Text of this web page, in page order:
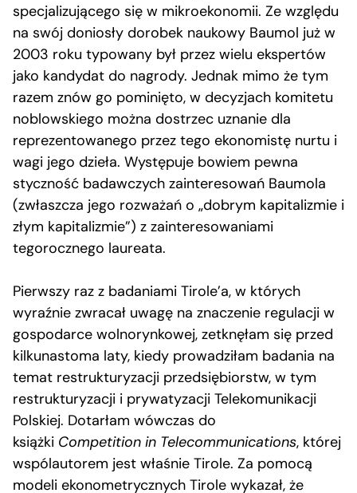
specjalizującego się w mikroekonomii. Ze względu
na swój doniosły dorobek naukowy Baumol już w
2003 roku typowany był przez wielu ekspertów
jako kandydat do nagrody. Jednak mimo że tym
razem znów go pominięto, w decyzjach komitetu
noblowskiego można dostrzec uznanie dla
reprezentowanego przez tego ekonomistę nurtu i
wagi jego dzieła. Występuje bowiem pewna
styczność badawczych zainteresowań Baumola
(zwłaszcza jego rozważań o „dobrym kapitalizmie i
złym kapitalizmie”) z zainteresowaniami
tegorocznego laureata.
Pierwszy raz z badaniami Tirole’a, w których
wyraźnie zwracał uwagę na znaczenie regulacji w
gospodarce wolnorynkowej, zetknęłam się przed
kilkunastoma laty, kiedy prowadziłam badania na
temat restrukturyzacji przedsiębiorstw, w tym
restrukturyzacji i prywatyzacji Telekomunikacji
Polskiej. Dotarłam wówczas do
książki Competition in Telecommunications, której
wspólautorem jest właśnie Tirole. Za pomocą
modeli ekonometrycznych Tirole wykazał, że